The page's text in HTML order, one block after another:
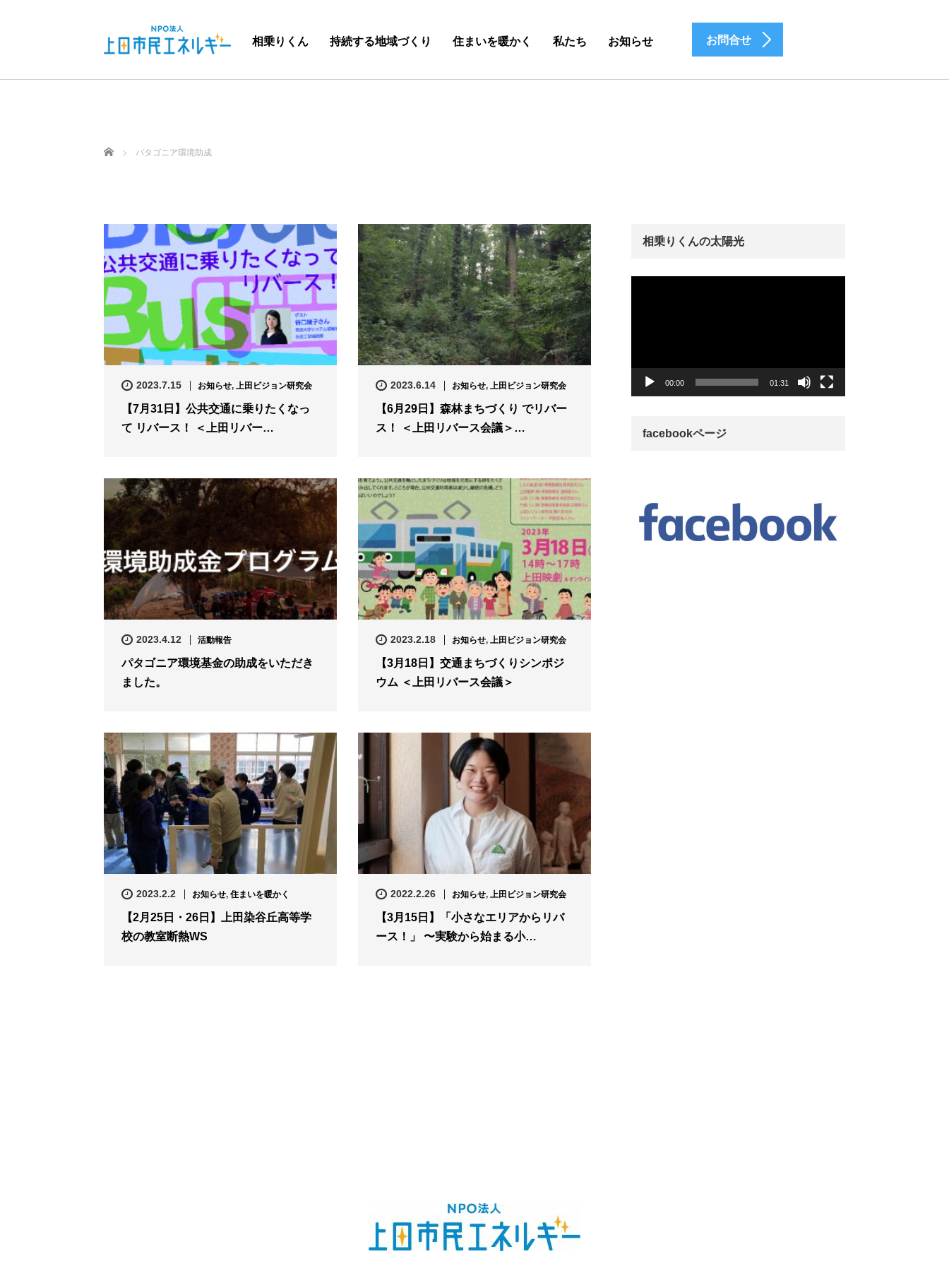
相乗りくん 持続する地域づくり 住まいを暖かく 私たち お知らせ お問合せ
ホーム パタゴニア環境助成
2023.7.15 お知らせ, 上田ビジョン研究会
【7月31日】公共交通に乗りたくなっ
て リバース！ ＜上田リバー…
2023.6.14 お知らせ, 上田ビジョン研究会
【6月29日】森林まちづくり でリバー
ス！ ＜上田リバース会議＞…
2023.4.12 活動報告
パタゴニア環境基金の助成をいただき
ました。
2023.2.18 お知らせ, 上田ビジョン研究会
【3月18日】交通まちづくりシンポジ
ウム ＜上田リバース会議＞
2023.2.2 お知らせ, 住まいを暖かく
【2月25日・26日】上田染谷丘高等学
校の教室断熱WS
2022.2.26 お知らせ, 上田ビジョン研究会
【3月15日】「小さなエリアからリバ
ース！」 〜実験から始まる小…
相乗りくんの太陽光
ー
00:00 01:31
facebookページ